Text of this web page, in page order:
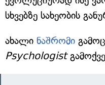
სხვებზე სახეობის
ახალი ნაშრომი
Psychologist